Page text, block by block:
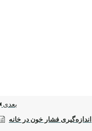
بعدی
اندازه‌گیری فشار خون در خانه